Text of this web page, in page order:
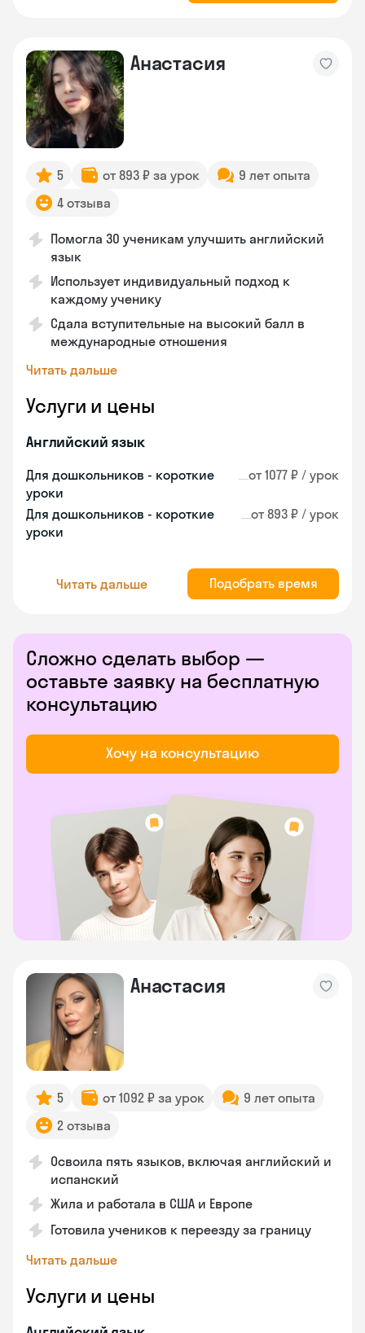
Анастасия
5 от 893 ₽ за урок
9 лет опыта
4 отзыва
Помогла 30 ученикам улучшить английский
язык
Использует индивидуальный подход к
каждому ученику
Сдала вступительные на высокий балл в
международные отношения
Читать дальше
Услуги и цены
Английский язык
Для дошкольников - короткие
уроки
от 1077 ₽ / урок
Для дошкольников - короткие
уроки
от 893 ₽ / урок
Читать дальше Подобрать время
Сложно сделать выбор —
оставьте заявку на бесплатную
консультацию
Хочу на консультацию
Анастасия
5 от 1092 ₽ за урок
9 лет опыта
2 отзыва
Освоила пять языков, включая английский и
испанский
Жила и работала в США и Европе
Готовила учеников к переезду за границу
Читать дальше
Услуги и цены